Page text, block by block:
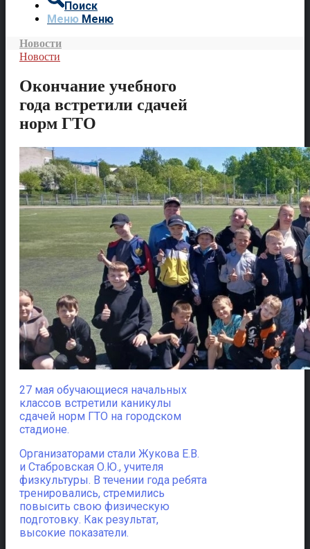
Поиск
Меню Меню
Новости
Новости
Окончание учебного
года встретили сдачей
норм ГТО
27 мая обучающиеся начальных
классов встретили каникулы
сдачей норм ГТО на городском
стадионе.
Организаторами стали Жукова Е.В.
и Стабровская О.Ю., учителя
физкультуры. В течении года ребята
тренировались, стремились
повысить свою физическую
подготовку. Как результат,
высокие показатели.